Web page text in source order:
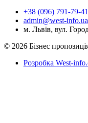
+38 (096) 791-79-41
admin@west-info.ua
м. Львів, вул.
© 2026 Бізнес
Розробка West-